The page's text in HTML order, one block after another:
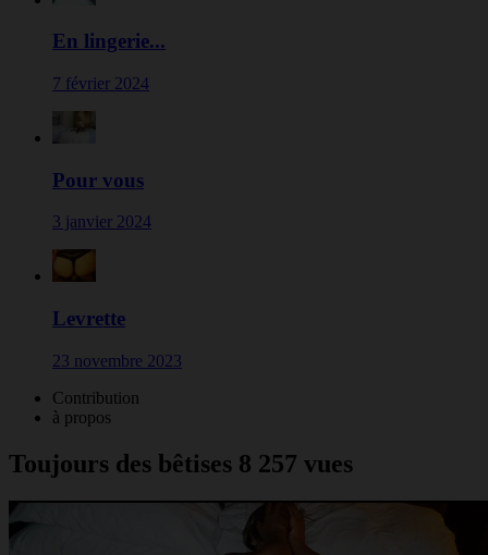
En lingerie...
7 février 2024
Pour vous
3 janvier 2024
Levrette
23 novembre 2023
Contribution
à propos
Toujours des bêtises 8 257 vues